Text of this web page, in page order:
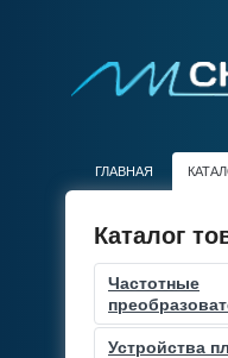
ГЛАВНАЯ
Каталог
Частотные
Устройства